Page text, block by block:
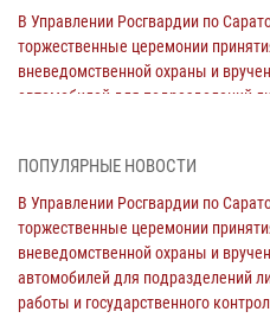
В Управлении Росгвардии по
торжественные церемонии
вневедомственной охраны и
автомобилей для подразделений
В Саратовской области самые
Росгвардией
16 июля 2026, 06:50 7 1
В Саратове сотрудники
ПОПУЛЯРНЫЕ НОВОСТИ
В Управлении Росгвардии по
торжественные церемонии
вневедомственной охраны и
автомобилей для подразделений
работы и государственного